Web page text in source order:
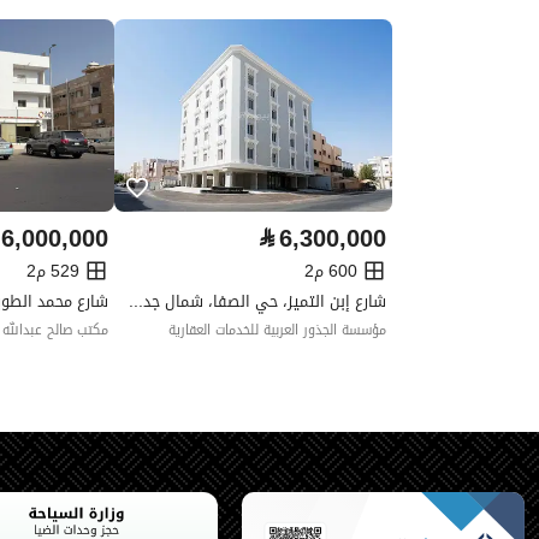
واجهة العقار
شرقية
حدود واطوال العقار -
الضمانات والمدة
-
قنوات الاعلان
منصة مرخصة ،لوحة اعلانية
حدود العقار/الملكية
الشمالي
اسم قطعة
الشرقي
اسم شارع
⃁6,300,000
600 م2
شارع إبن التميز، حي الصفا، شمال جدة، جدة
مؤسسة الجذور العربية للخدمات العقارية
6,000,000
529 م2
مكتب صالح عبدالله